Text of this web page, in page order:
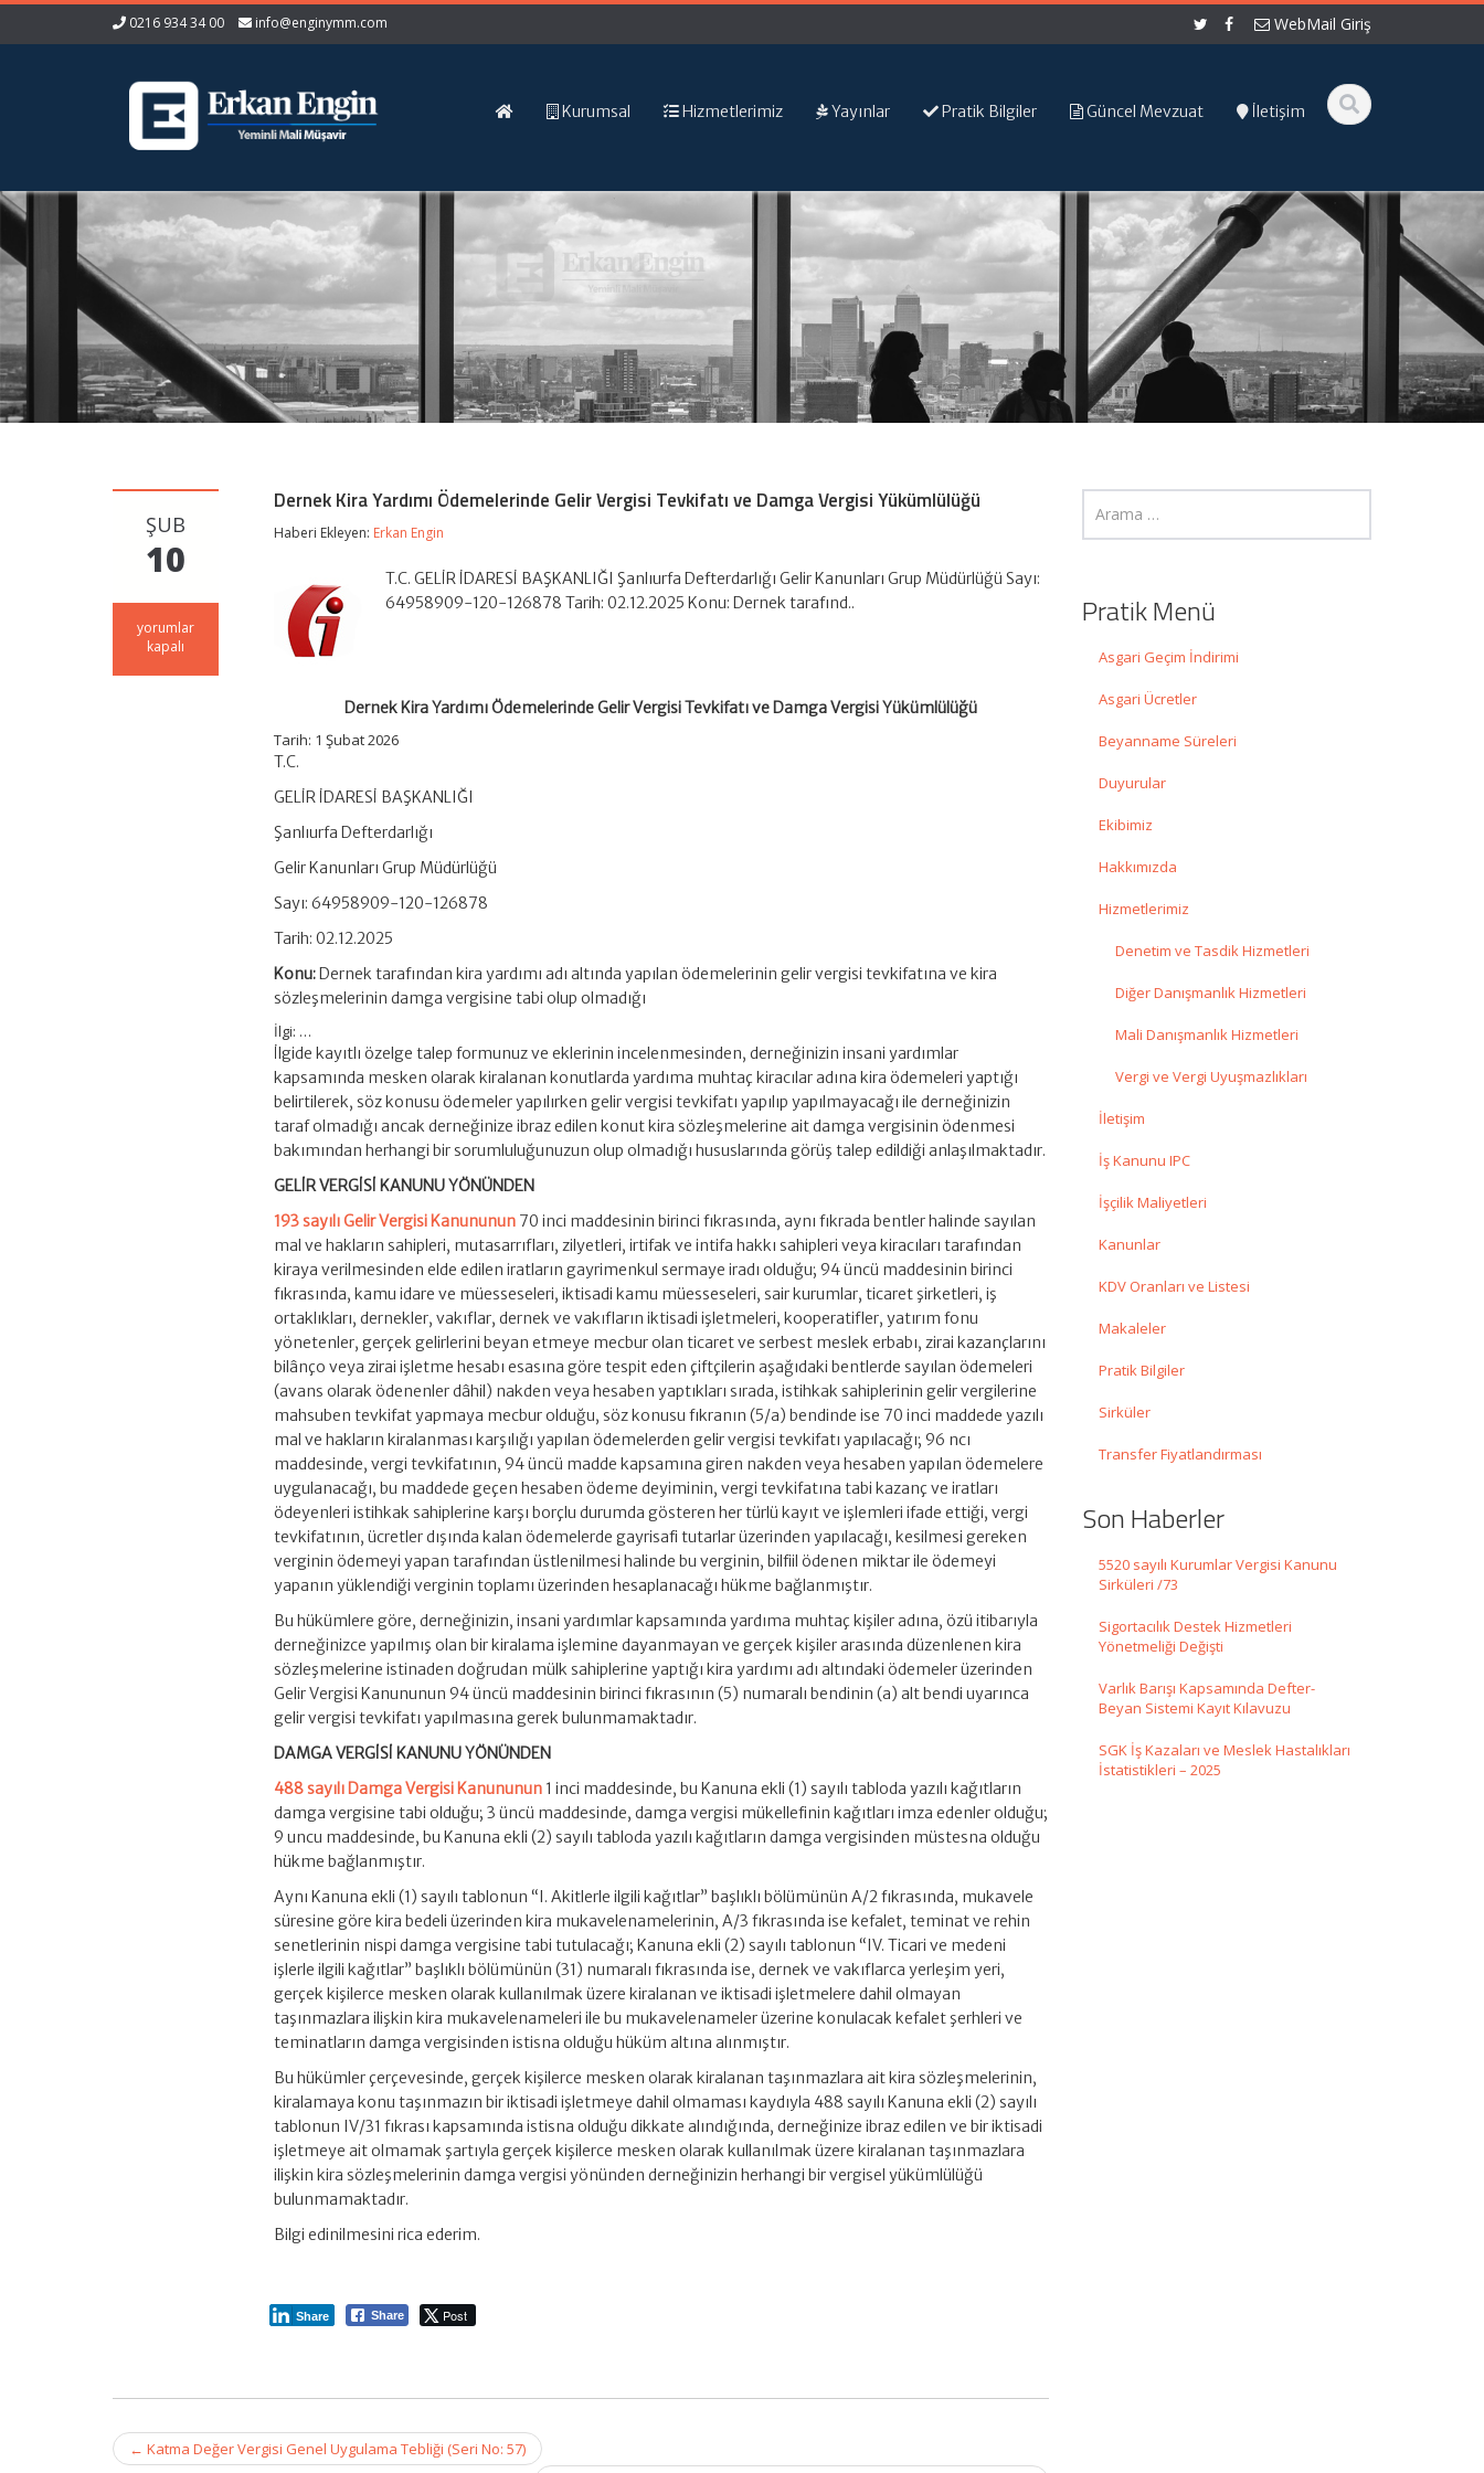
0216 934 34 00 info@enginymm.com WebMail Giriş
Kurumsal Hizmetlerimiz Yayınlar Pratik Bilgiler Güncel Mevzuat İletişim
ŞUB
10
Dernek
Kira
yorumlar
kapalı
Dernek Kira Yardımı Ödemelerinde Gelir Vergisi Tevkifatı ve Damga Vergisi Yükümlülüğü
Haberi Ekleyen: Erkan Engin
T.C. GELİR İDARESİ BAŞKANLIĞI Şanlıurfa Defterdarlığı Gelir Kanunları Grup Müdürlüğü Sayı:
64958909-120-126878 Tarih: 02.12.2025 Konu: Dernek tarafınd..
Dernek Kira Yardımı Ödemelerinde Gelir Vergisi Tevkifatı ve Damga Vergisi Yükümlülüğü
Tarih: 1 Şubat 2026
T.C.
GELİR İDARESİ BAŞKANLIĞI
Şanlıurfa Defterdarlığı
Gelir Kanunları Grup Müdürlüğü
Sayı: 64958909-120-126878
Tarih: 02.12.2025
Konu: Dernek tarafından kira yardımı adı altında yapılan ödemelerinin gelir vergisi tevkifatına ve kira
sözleşmelerinin damga vergisine tabi olup olmadığı
İlgi: …
İlgide kayıtlı özelge talep formunuz ve eklerinin incelenmesinden, derneğinizin insani yardımlar
kapsamında mesken olarak kiralanan konutlarda yardıma muhtaç kiracılar adına kira ödemeleri yaptığı
belirtilerek, söz konusu ödemeler yapılırken gelir vergisi tevkifatı yapılıp yapılmayacağı ile derneğinizin
taraf olmadığı ancak derneğinize ibraz edilen konut kira sözleşmelerine ait damga vergisinin ödenmesi
bakımından herhangi bir sorumluluğunuzun olup olmadığı hususlarında görüş talep edildiği anlaşılmaktadır.
GELİR VERGİSİ KANUNU YÖNÜNDEN
193 sayılı Gelir Vergisi Kanununun 70 inci maddesinin birinci fıkrasında, aynı fıkrada bentler halinde sayılan
mal ve hakların sahipleri, mutasarrıfları, zilyetleri, irtifak ve intifa hakkı sahipleri veya kiracıları tarafından
kiraya verilmesinden elde edilen iratların gayrimenkul sermaye iradı olduğu; 94 üncü maddesinin birinci
fıkrasında, kamu idare ve müesseseleri, iktisadi kamu müesseseleri, sair kurumlar, ticaret şirketleri, iş
ortaklıkları, dernekler, vakıflar, dernek ve vakıfların iktisadi işletmeleri, kooperatifler, yatırım fonu
yönetenler, gerçek gelirlerini beyan etmeye mecbur olan ticaret ve serbest meslek erbabı, zirai kazançlarını
bilânço veya zirai işletme hesabı esasına göre tespit eden çiftçilerin aşağıdaki bentlerde sayılan ödemeleri
(avans olarak ödenenler dâhil) nakden veya hesaben yaptıkları sırada, istihkak sahiplerinin gelir vergilerine
mahsuben tevkifat yapmaya mecbur olduğu, söz konusu fıkranın (5/a) bendinde ise 70 inci maddede yazılı
mal ve hakların kiralanması karşılığı yapılan ödemelerden gelir vergisi tevkifatı yapılacağı; 96 ncı
maddesinde, vergi tevkifatının, 94 üncü madde kapsamına giren nakden veya hesaben yapılan ödemelere
uygulanacağı, bu maddede geçen hesaben ödeme deyiminin, vergi tevkifatına tabi kazanç ve iratları
ödeyenleri istihkak sahiplerine karşı borçlu durumda gösteren her türlü kayıt ve işlemleri ifade ettiği, vergi
tevkifatının, ücretler dışında kalan ödemelerde gayrisafi tutarlar üzerinden yapılacağı, kesilmesi gereken
verginin ödemeyi yapan tarafından üstlenilmesi halinde bu verginin, bilfiil ödenen miktar ile ödemeyi
yapanın yüklendiği verginin toplamı üzerinden hesaplanacağı hükme bağlanmıştır.
Bu hükümlere göre, derneğinizin, insani yardımlar kapsamında yardıma muhtaç kişiler adına, özü itibarıyla
derneğinizce yapılmış olan bir kiralama işlemine dayanmayan ve gerçek kişiler arasında düzenlenen kira
sözleşmelerine istinaden doğrudan mülk sahiplerine yaptığı kira yardımı adı altındaki ödemeler üzerinden
Gelir Vergisi Kanununun 94 üncü maddesinin birinci fıkrasının (5) numaralı bendinin (a) alt bendi uyarınca
gelir vergisi tevkifatı yapılmasına gerek bulunmamaktadır.
DAMGA VERGİSİ KANUNU YÖNÜNDEN
488 sayılı Damga Vergisi Kanununun 1 inci maddesinde, bu Kanuna ekli (1) sayılı tabloda yazılı kağıtların
damga vergisine tabi olduğu; 3 üncü maddesinde, damga vergisi mükellefinin kağıtları imza edenler olduğu;
9 uncu maddesinde, bu Kanuna ekli (2) sayılı tabloda yazılı kağıtların damga vergisinden müstesna olduğu
hükme bağlanmıştır.
Aynı Kanuna ekli (1) sayılı tablonun “I. Akitlerle ilgili kağıtlar” başlıklı bölümünün A/2 fıkrasında, mukavele
süresine göre kira bedeli üzerinden kira mukavelenamelerinin, A/3 fıkrasında ise kefalet, teminat ve rehin
senetlerinin nispi damga vergisine tabi tutulacağı; Kanuna ekli (2) sayılı tablonun “IV. Ticari ve medeni
işlerle ilgili kağıtlar” başlıklı bölümünün (31) numaralı fıkrasında ise, dernek ve vakıflarca yerleşim yeri,
gerçek kişilerce mesken olarak kullanılmak üzere kiralanan ve iktisadi işletmelere dahil olmayan
taşınmazlara ilişkin kira mukavelenameleri ile bu mukavelenameler üzerine konulacak kefalet şerhleri ve
teminatların damga vergisinden istisna olduğu hüküm altına alınmıştır.
Bu hükümler çerçevesinde, gerçek kişilerce mesken olarak kiralanan taşınmazlara ait kira sözleşmelerinin,
kiralamaya konu taşınmazın bir iktisadi işletmeye dahil olmaması kaydıyla 488 sayılı Kanuna ekli (2) sayılı
tablonun IV/31 fıkrası kapsamında istisna olduğu dikkate alındığında, derneğinize ibraz edilen ve bir iktisadi
işletmeye ait olmamak şartıyla gerçek kişilerce mesken olarak kullanılmak üzere kiralanan taşınmazlara
ilişkin kira sözleşmelerinin damga vergisi yönünden derneğinizin herhangi bir vergisel yükümlülüğü
bulunmamaktadır.
Bilgi edinilmesini rica ederim.
Share Post
Share
Post
navigation
← Katma Değer Vergisi Genel Uygulama Tebliği (Seri No: 57)
Pratik Menü
Asgari Geçim İndirimi
Asgari Ücretler
Beyanname Süreleri
Duyurular
Ekibimiz
Hakkımızda
Hizmetlerimiz
Denetim ve Tasdik Hizmetleri
Diğer Danışmanlık Hizmetleri
Mali Danışmanlık Hizmetleri
Vergi ve Vergi Uyuşmazlıkları
İletişim
İş Kanunu IPC
İşçilik Maliyetleri
Kanunlar
KDV Oranları ve Listesi
Makaleler
Pratik Bilgiler
Sirküler
Transfer Fiyatlandırması
Son Haberler
5520 sayılı Kurumlar Vergisi Kanunu
Sirküleri /73
Sigortacılık Destek Hizmetleri
Yönetmeliği Değişti
Varlık Barışı Kapsamında Defter-
Beyan Sistemi Kayıt Kılavuzu
SGK İş Kazaları ve Meslek Hastalıkları
İstatistikleri – 2025